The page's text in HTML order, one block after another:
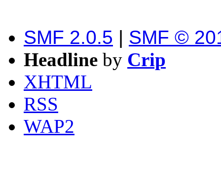
SMF 2.0.5 | SMF ©
Headline by Crip
XHTML
RSS
WAP2